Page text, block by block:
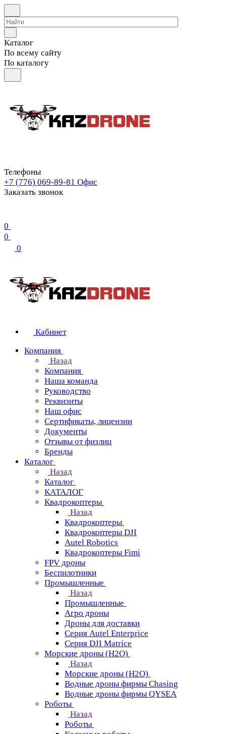
Каталог
По всему сайту
По каталогу
Телефоны
+7 (776) 069-89-81 Офис
Заказать звонок
0
0
0
Кабинет
Компания
Назад
Компания
Наша команда
Руководство
Реквизиты
Наш офис
Сертификаты, лицензии
Документы
Отзывы от физлиц
Бренды
Каталог
Назад
Каталог
КАТАЛОГ
Квадрокоптеры
Назад
Квадрокоптеры
Квадрокоптеры DJI
Autel Robotics
Квадрокоптеры Fimi
FPV дроны
Беспилотники
Промышленные
Назад
Промышленные
Агро дроны
Дроны для доставки
Серия Autel Enterprice
Серия DJI Matrice
Морские дроны (H2O)
Назад
Морские дроны (H2O)
Водные дроны фирмы Chasing
Водные дроны фирмы QYSEA
Роботы
Назад
Роботы